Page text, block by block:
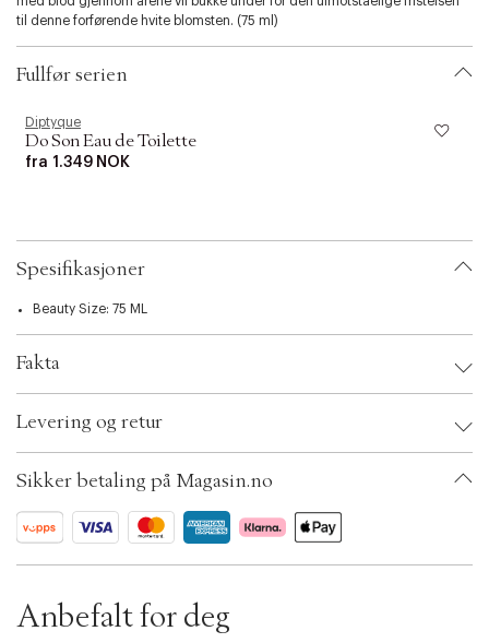
a
r
i
a
t
o
n
e
c
n
til denne forførende hvite blomsten. (75 ml)
Fullfør serien
Diptyque
Do Son Eau de Toilette
fra 1.349 NOK
Spesifikasjoner
Beauty Size: 75 ML
Fakta
EAN: 3700431425690
ID: ABBN31-0008
Levering og retur
Sikker betaling på Magasin.no
Anbefalt for deg